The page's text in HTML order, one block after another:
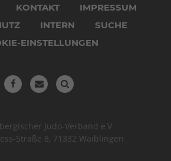
KONTAKT
IMPRESSUM
INTERN
SUCHE
EINSTELLUNGEN
Judo-Verband e.V.
Straße 8, 71332 Waiblingen